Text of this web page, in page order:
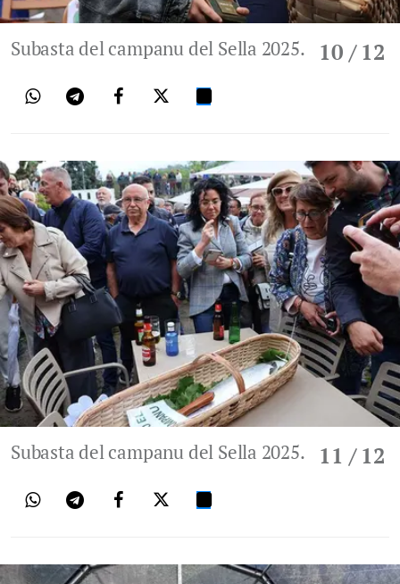
10 / 12
Subasta del campanu del Sella 2025.
11 / 12
Subasta del campanu del Sella 2025.